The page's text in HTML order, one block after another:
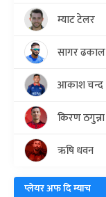
म्याट टेलर
सागर ढकाल
आकाश चन्द
किरण ठगुन्ना
ऋषि धवन
प्लेयर अफ दि म्याच